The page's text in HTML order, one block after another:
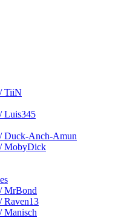
TiiN
Luis345
Duck-Anch-Amun
MobyDick
MrBond
Raven13
Manisch